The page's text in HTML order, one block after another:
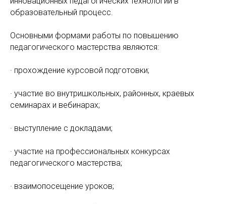
образовательный процесс.
Основными формами работы по повышению
педагогического мастерства являются:
· прохождение курсовой подготовки;
· участие во внутришкольных, районных, краевых
семинарах и вебинарах;
· выступление с докладами;
· участие на профессиональных конкурсах
педагогического мастерства;
· взаимопосещение уроков;